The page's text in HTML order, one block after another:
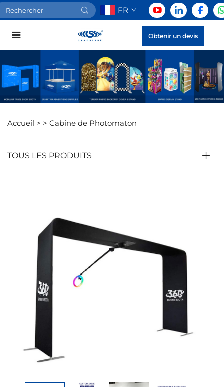
FR
Obtenir un devis
Accueil > > Cabine de Photomaton
TOUS LES PRODUITS